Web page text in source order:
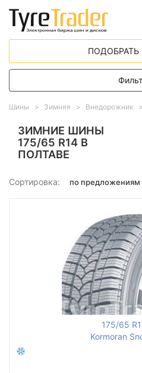
ЗИМНИЕ ШИНЫ
175/65 R14 В
ПОЛТАВЕ
Сортировка:
175/65
Kormoran
Шины Зимняя Внедорожник
ПОДОБРАТЬ
Диапазон цен
от
Тип транспортного средства
Усиленная шина